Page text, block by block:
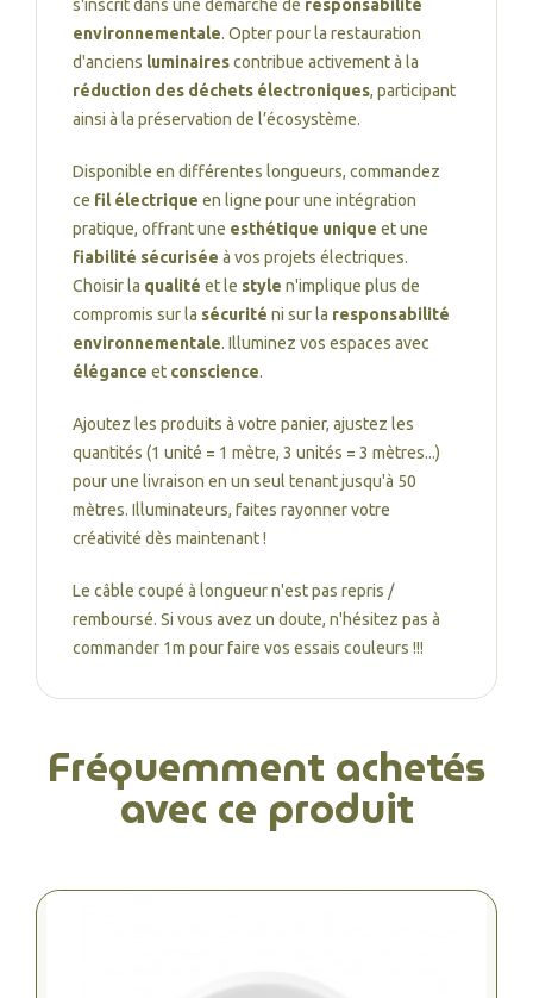
s'inscrit dans une démarche de responsabilité
environnementale. Opter pour la restauration
d'anciens luminairescontribue activement à la
réduction des déchets électroniques, participant
ainsi à la préservation de l’écosystème.
Disponible en différentes longueurs, commandez
ce fil électrique en ligne pour une intégration
pratique, offrant une esthétique unique et une
fiabilité sécurisée à vos projets électriques.
Choisir la qualité et le style n'implique plus de
compromis sur la sécurité ni sur la responsabilité
environnementale. Illuminez vos espaces avec
élégance et conscience.
Ajoutez les produits à votre panier, ajustez les
quantités (1 unité = 1 mètre, 3 unités = 3 mètres...)
pour une livraison en un seul tenant jusqu'à 50
mètres. Illuminateurs, faites rayonner votre
créativité dès maintenant !
Le câble coupé à longueur n'est pas repris /
remboursé. Si vous avez un doute, n'hésitez pas à
commander 1m pour faire vos essais couleurs !!!
Fréquemment achetés
avec ce produit